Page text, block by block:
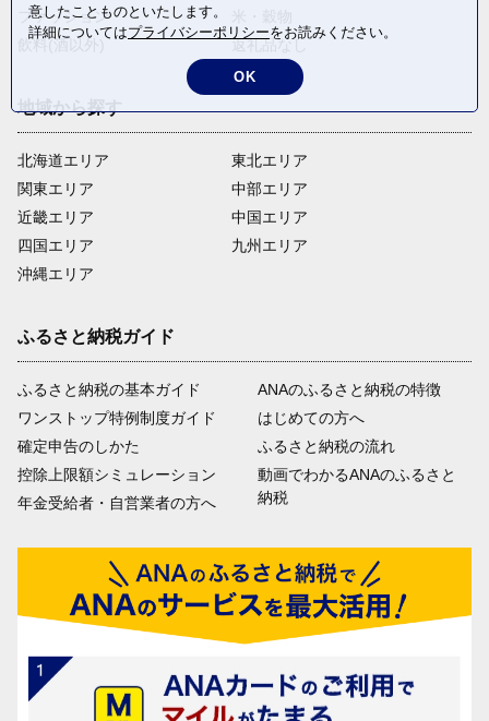
ファッション
飲料(酒以外)
返礼品なし
地域から探す
北海道エリア
関東エリア
近畿エリア
四国エリア
沖縄エリア
東北エリア
中部エリア
中国エリア
九州エリア
ふるさと納税ガイド
ふるさと納税の基本ガイド
ワンストップ特例制度ガイド
確定申告のしかた
控除上限額シミュレーション
年金受給者・自営業者の方へ
ANAのふるさと納税の特徴
はじめての方へ
ふるさと納税の流れ
動画でわかるANAのふるさと
納税
意したことものといたします。
詳細についてはプライバシーポリシーをお読みください。
OK